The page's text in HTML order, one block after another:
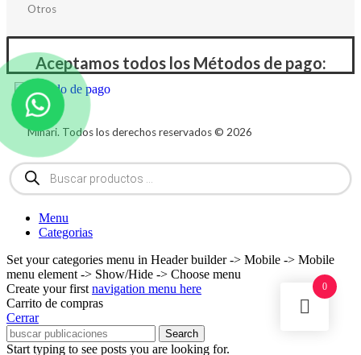
Otros
Aceptamos todos los Métodos de pago:
Minari. Todos los derechos reservados © 2026
Menu
Categorias
Set your categories menu in Header builder -> Mobile -> Mobile
menu element -> Show/Hide -> Choose menu
Create your first navigation menu here
Carrito de compras
Cerrar
Search
Start typing to see posts you are looking for.
0